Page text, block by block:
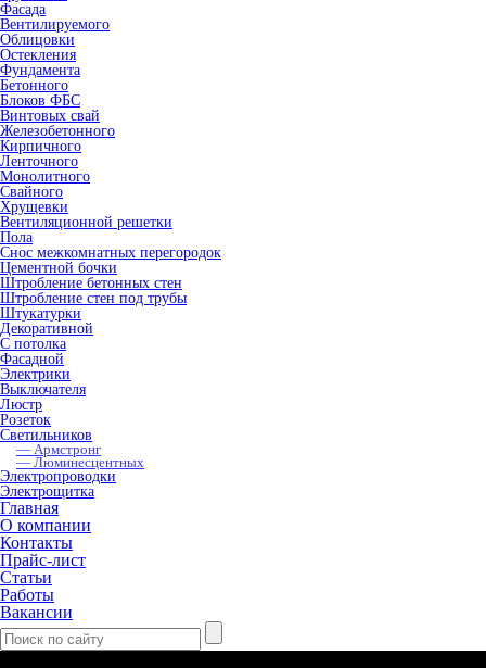
Фасада
Вентилируемого
Облицовки
Остекления
Фундамента
Бетонного
Блоков ФБС
Винтовых свай
Железобетонного
Кирпичного
Ленточного
Монолитного
Свайного
Хрущевки
Вентиляционной решетки
Пола
Снос межкомнатных перегородок
Цементной бочки
Штробление бетонных стен
Штробление стен под трубы
Штукатурки
Декоративной
С потолка
Фасадной
Электрики
Выключателя
Люстр
Розеток
Светильников
— Армстронг
— Люминесцентных
Электропроводки
Электрощитка
Главная
О компании
Контакты
Прайс-лист
Статьи
Работы
Вакансии